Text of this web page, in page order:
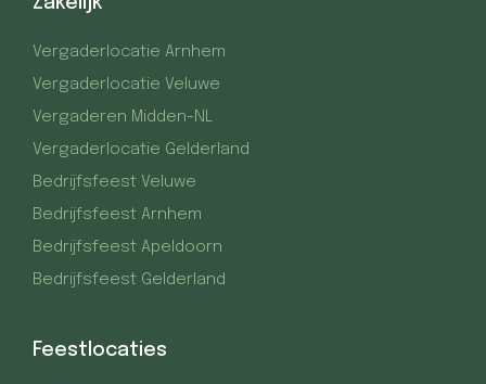
Vergaderlocatie Arnhem
Vergaderlocatie Veluwe
Vergaderen Midden-NL
Vergaderlocatie Gelderland
Bedrijfsfeest Veluwe
Bedrijfsfeest Arnhem
Bedrijfsfeest Apeldoorn
Bedrijfsfeest Gelderland
Feestlocaties